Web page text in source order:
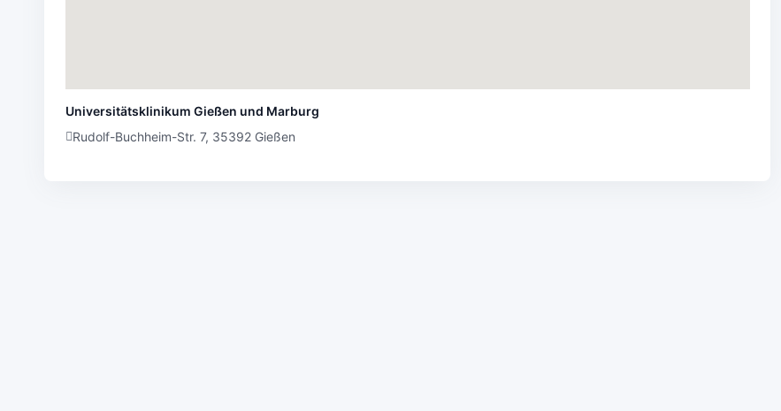
Universitätsklinikum Gießen und Marburg
Rudolf-Buchheim-Str. 7, 35392 Gießen